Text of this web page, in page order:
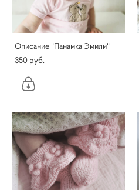
Описание "Панамка Эмили"
350 pуб.